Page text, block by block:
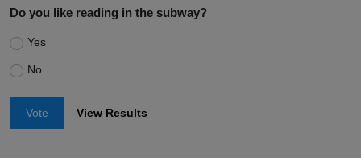
Do you like reading in the subway?
Yes
No
Vote View Results